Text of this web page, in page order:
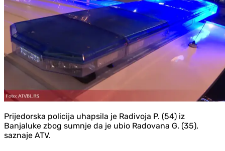
Prijedorska policija uhapsila je Radivoja P. (54) iz
Banjaluke zbog sumnje da je ubio Radovana G. (35),
saznaje ATV.